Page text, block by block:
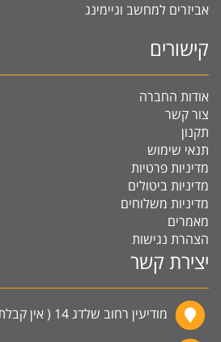
אביזרים למחשב וגיימינג
קישורים
אודות החברה
צור קשר
תקנון
תנאי שימוש
מדיניות פרטיות
מדיניות ביטולים
מדיניות משלוחים
מאמרים
הצהרת נגישות
יצירת קשר
מודיעין רחוב שלדג 14 ( אין קבלת קהל )